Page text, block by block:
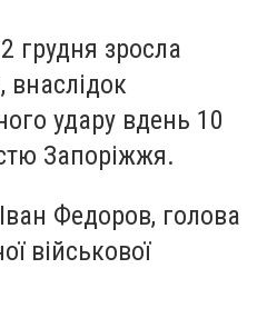
грудня зросла
внаслідок
удару вдень 10
Запоріжжя.
Федоров, голова
військової